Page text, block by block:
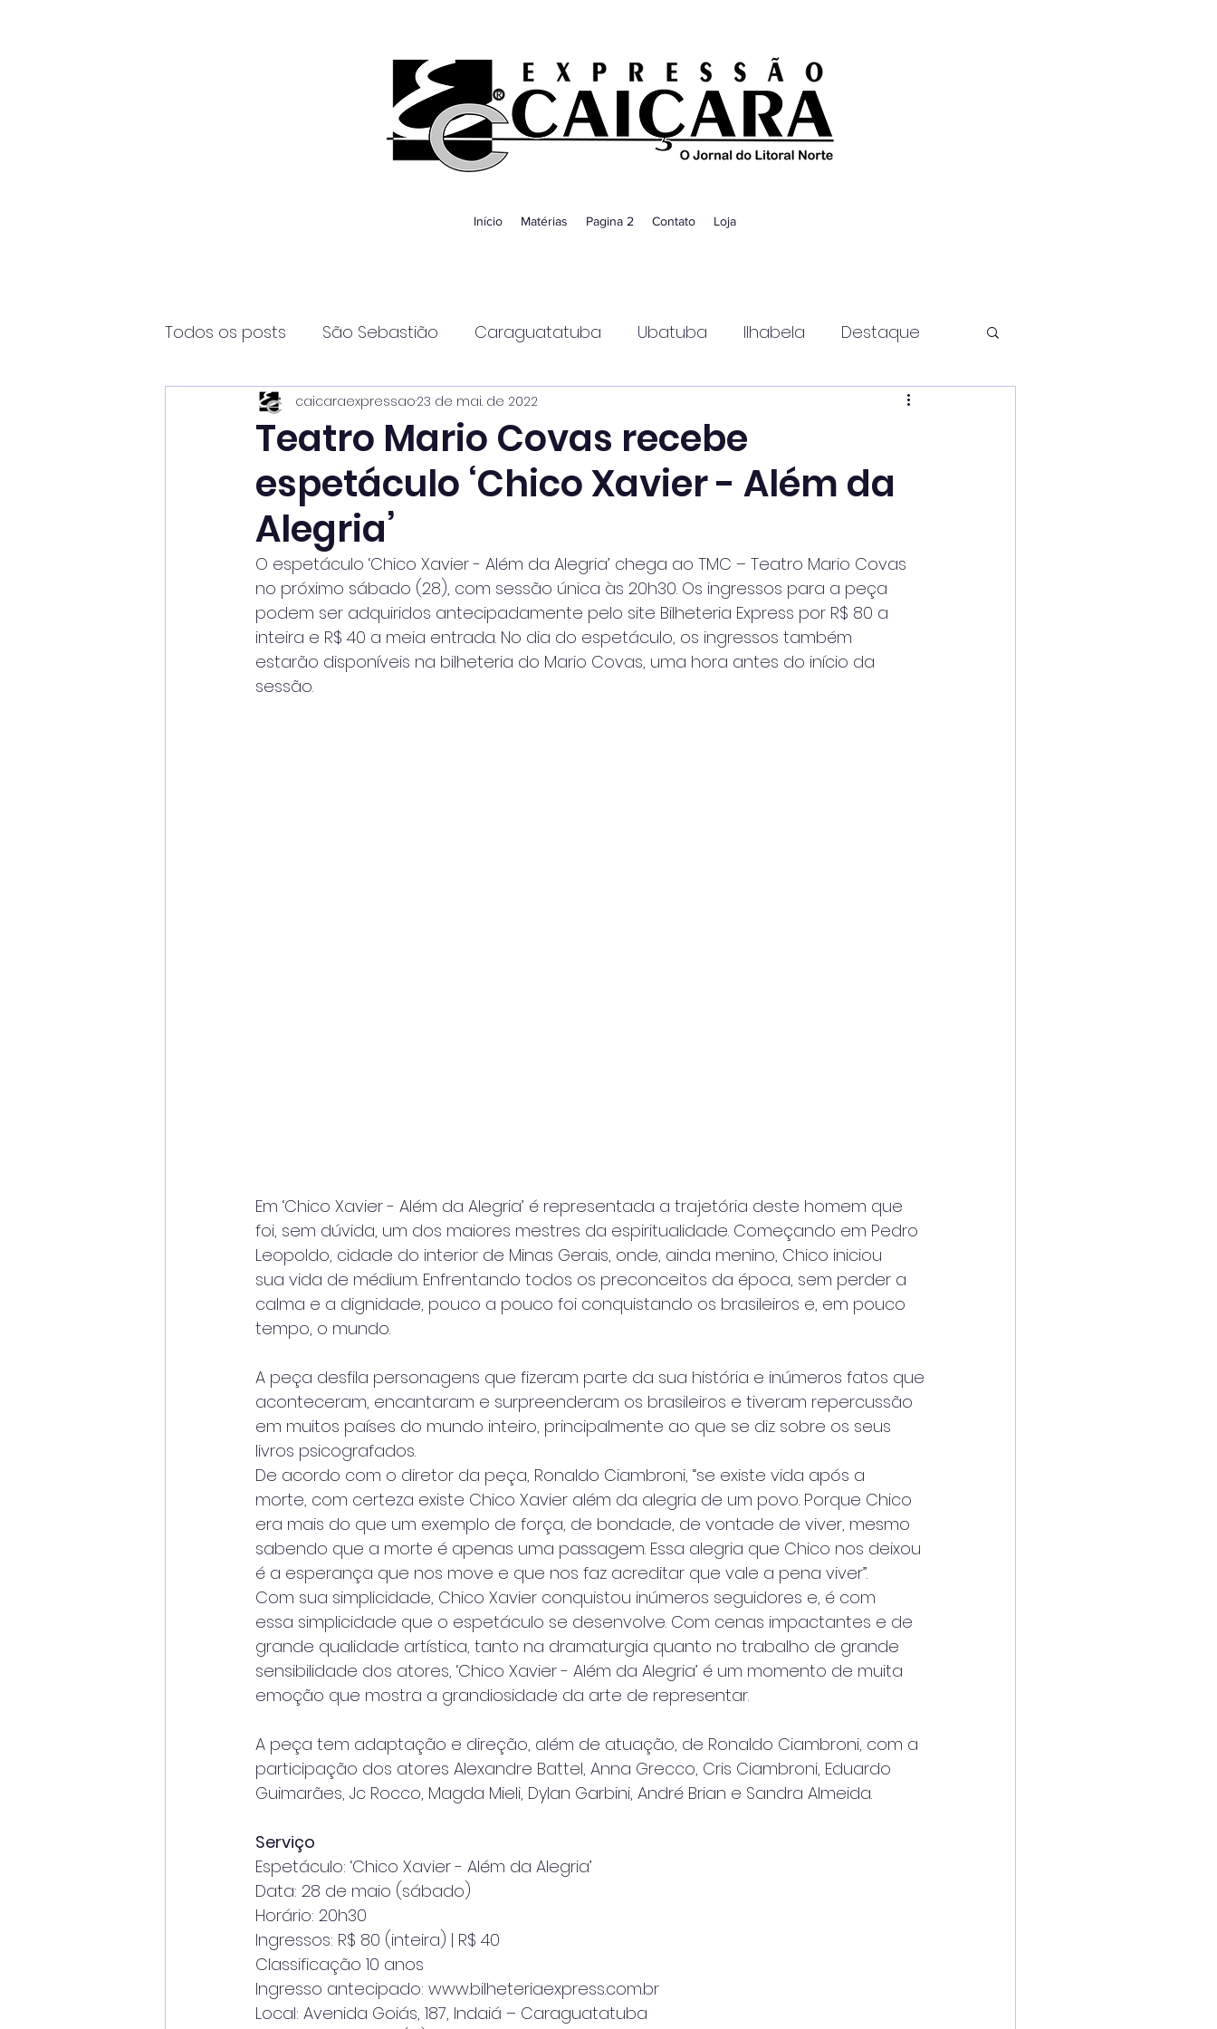
Início Matérias Pagina 2 Contato Loja
Todos os posts São Sebastião Caraguatatuba Ubatuba Ilhabela Destaque
Página2 Itanhaém Guaratinguetá
Teatro Mario Covas recebe
espetáculo ‘Chico Xavier - Além da
Alegria’
caicaraexpressao23 de mai. de 2022
O espetáculo ‘Chico Xavier - Além da Alegria’ chega ao TMC – Teatro Mario Covas
no próximo sábado (28), com sessão única às 20h30. Os ingressos para a peça
podem ser adquiridos antecipadamente pelo site Bilheteria Express por R$ 80 a
inteira e R$ 40 a meia entrada. No dia do espetáculo, os ingressos também
estarão disponíveis na bilheteria do Mario Covas, uma hora antes do início da
sessão.
Em ‘Chico Xavier - Além da Alegria’ é representada a trajetória deste homem que
foi, sem dúvida, um dos maiores mestres da espiritualidade. Começando em Pedro
Leopoldo, cidade do interior de Minas Gerais, onde, ainda menino, Chico iniciou
sua vida de médium. Enfrentando todos os preconceitos da época, sem perder a
calma e a dignidade, pouco a pouco foi conquistando os brasileiros e, em pouco
tempo, o mundo.
A peça desfila personagens que fizeram parte da sua história e inúmeros fatos que
aconteceram, encantaram e surpreenderam os brasileiros e tiveram repercussão
em muitos países do mundo inteiro, principalmente ao que se diz sobre os seus
livros psicografados.
De acordo com o diretor da peça, Ronaldo Ciambroni, “se existe vida após a
morte, com certeza existe Chico Xavier além da alegria de um povo. Porque Chico
era mais do que um exemplo de força, de bondade, de vontade de viver, mesmo
sabendo que a morte é apenas uma passagem. Essa alegria que Chico nos deixou
é a esperança que nos move e que nos faz acreditar que vale a pena viver”.
Com sua simplicidade, Chico Xavier conquistou inúmeros seguidores e, é com
essa simplicidade que o espetáculo se desenvolve. Com cenas impactantes e de
grande qualidade artística, tanto na dramaturgia quanto no trabalho de grande
sensibilidade dos atores, ‘Chico Xavier - Além da Alegria’ é um momento de muita
emoção que mostra a grandiosidade da arte de representar.
A peça tem adaptação e direção, além de atuação, de Ronaldo Ciambroni, com a
participação dos atores Alexandre Battel, Anna Grecco, Cris Ciambroni, Eduardo
Guimarães, Jc Rocco, Magda Mieli, Dylan Garbini, André Brian e Sandra Almeida.
Serviço
Espetáculo: ‘Chico Xavier - Além da Alegria’
Data: 28 de maio (sábado)
Horário: 20h30
Ingressos: R$ 80 (inteira) | R$ 40
Classificação 10 anos
Ingresso antecipado: www.bilheteriaexpress.com.br
Local: Avenida Goiás, 187, Indaiá – Caraguatatuba